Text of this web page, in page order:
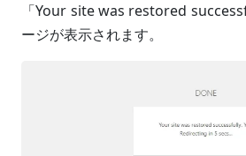
「Your site was restored
ージが表示されます。